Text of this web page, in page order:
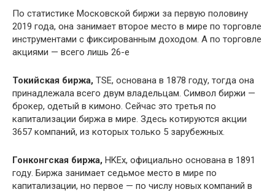
По статистике Московской биржи за первую половину
2019 года, она занимает второе место в мире по торговле
инструментами с фиксированным доходом. А по торговле
акциями — всего лишь 26-е
Токийская биржа, TSE, основана в 1878 году, тогда она
принадлежала всего двум владельцам. Символ биржи —
брокер, одетый в кимоно. Сейчас это третья по
капитализации биржа в мире. Здесь котируются акции
3657 компаний, из которых только 5 зарубежных.
Гонконгская биржа, HKEx, официально основана в 1891
году. Биржа занимает седьмое место в мире по
капитализации, но первое — по числу новых компаний в